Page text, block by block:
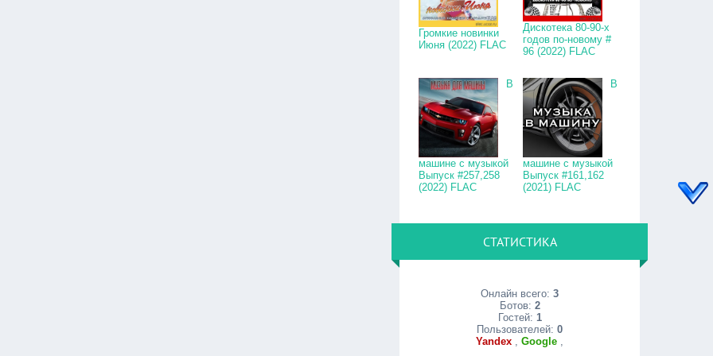
Громкие новинки
Июня (2022) FLAC
Дискотека 80-90-х
годов по-новому #
96 (2022) FLAC
В
машине с музыкой
Выпуск #257,258
(2022) FLAC
В
машине с музыкой
Выпуск #161,162
(2021) FLAC
СТАТИСТИКА
Онлайн всего:3
Ботов: 2
Гостей: 1
Пользователей:0
Yandex ,Google ,